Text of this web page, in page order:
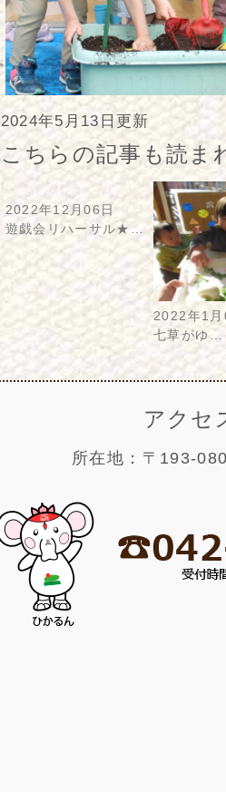
2024年5月13日更新
こちらの記事も読ま
2022年12月06日
遊戯会リハーサル★…
2022年1
七草がゆ…
アクセ
所在地：〒193-